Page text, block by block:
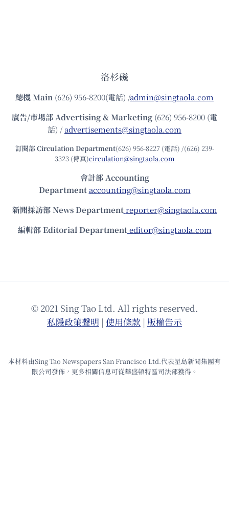
洛杉磯
總機Main (626) 956-8200(電話) /admin@singtaola.com
廣告/市場部Advertising & Marketing (626) 956-8200 (電
話) /advertisements@singtaola.com
訂閱部 Circulation Department(626) 956-8227 (電話) /(626) 239-
3323 (傳真)circulation@singtaola.com
會計部 Accounting
Department accounting@singtaola.com
新聞採訪部 News Department reporter@singtaola.com
編輯部 Editorial Department editor@singtaola.com
© 2021 Sing Tao Ltd. All rights reserved.
私隱政策聲明 | 使⽤條款 | 版權告⽰
本材料由Sing Tao Newspapers San Francisco Ltd.代表星島新聞集團有
限公司發佈，更多相關信息可從華盛頓特區司法部獲得。